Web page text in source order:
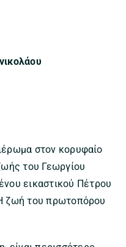
στον κορυφαίο
του Γεωργίου
εικαστικού Πέτρου
Η ζωή του πρωτοπόρου